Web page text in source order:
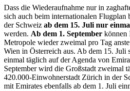
Dass die Wiederaufnahme nur in
sich auch beim internationalen Flugplan
der Schweiz ab dem 15. Juli nur
werden. Ab dem 1. September können
Metropole wieder zweimal pro Tag
Wien in Österreich aus. Ab dem 15. Juli
einmal täglich auf der Agenda von
September wird die Großstadt zweimal
420.000-Einwohnerstadt Zürich in der
mit Emirates ebenfalls ab dem 1. Juli